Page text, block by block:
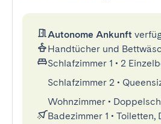
Autonome Ankunft
Handtücher und
Schlafzimmer 1 • 2
Schlafzimmer 2 •
Wohnzimmer •
Badezimmer 1 • Toiletten,